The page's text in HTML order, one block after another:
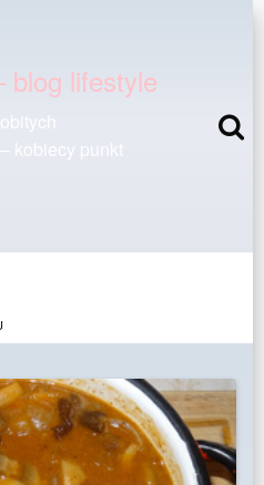
blog lifestyle
kobiecy punkt